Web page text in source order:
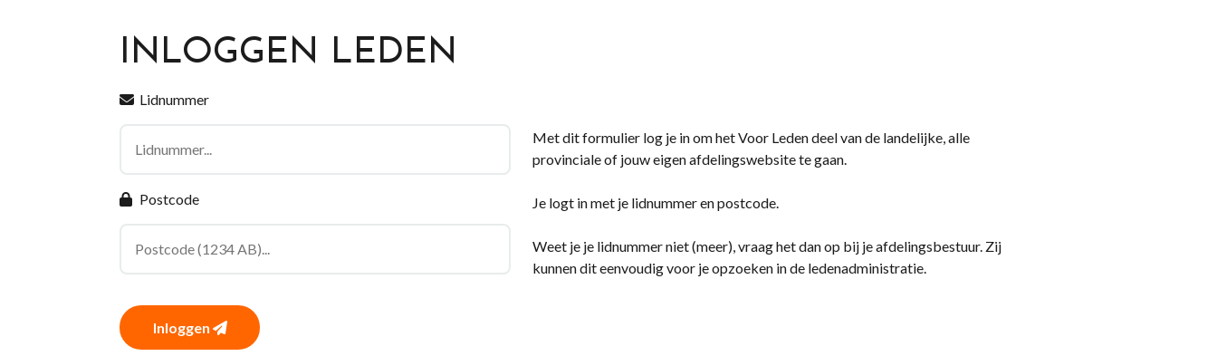
INLOGGEN LEDEN
Lidnummer
Postcode
Inloggen
Met dit formulier log je in om het Voor Leden deel van de landelijke, alle
provinciale of jouw eigen afdelingswebsite te gaan.
Je logt in met je lidnummer en postcode.
Weet je je lidnummer niet (meer), vraag het dan op bij je afdelingsbestuur. Zij
kunnen dit eenvoudig voor je opzoeken in de ledenadministratie.